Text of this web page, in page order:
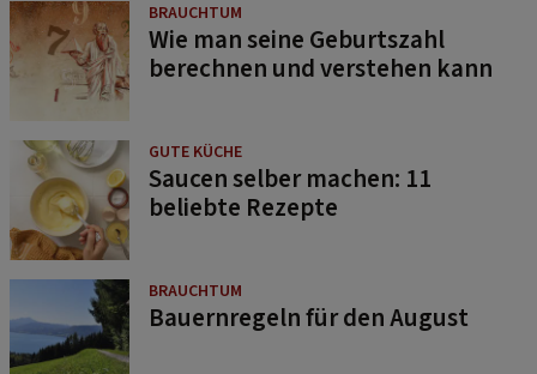
BRAUCHTUM
Wie man seine Geburtszahl
berechnen und verstehen kann
GUTE KÜCHE
Saucen selber machen: 11
beliebte Rezepte
BRAUCHTUM
Bauernregeln für den August